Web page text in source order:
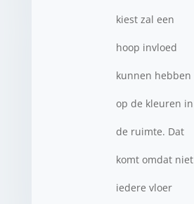
kiest zal een
hoop invloed
kunnen hebben
op de kleuren in
de ruimte. Dat
komt omdat niet
iedere vloer